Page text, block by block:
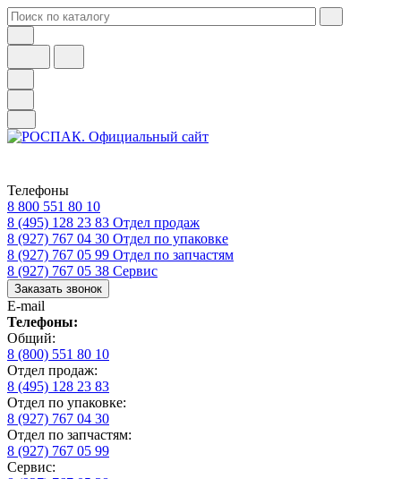
Телефоны
8 800 551 80 10
8 (495) 128 23 83 Отдел продаж
8 (927) 767 04 30 Отдел по упаковке
8 (927) 767 05 99 Отдел по запчастям
8 (927) 767 05 38 Сервис
Заказать звонок
E-mail
Телефоны:
Общий:
8 (800) 551 80 10
Отдел продаж:
8 (495) 128 23 83
Отдел по упаковке:
8 (927) 767 04 30
Отдел по запчастям:
8 (927) 767 05 99
Сервис: